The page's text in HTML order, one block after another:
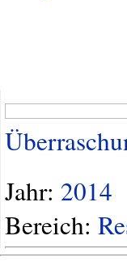
Jahr: 2014
Bereich: